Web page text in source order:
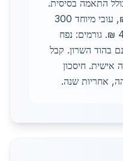
₪ לטון כולל התאמה בסיסית.
תוספות לציפוי גלאוון 500 ₪, עובי מיוחד 300
₪. השוואה: סטנדרטי 4000 ₪. גורמים: נפח
בהוד השרון. קבל
חיסכון